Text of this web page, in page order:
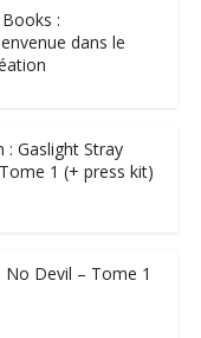
:
dans le
: Gaslight Stray
1 (+ press kit)
No Devil – Tome 1